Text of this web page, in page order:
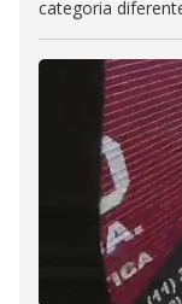
categoria